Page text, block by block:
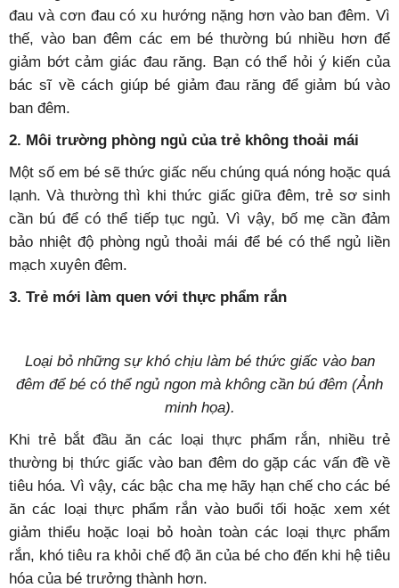
đau và cơn đau có xu hướng nặng hơn vào ban đêm. Vì
thế, vào ban đêm các em bé thường bú nhiều hơn để
giảm bớt cảm giác đau răng. Bạn có thể hỏi ý kiến của
bác sĩ về cách giúp bé giảm đau răng để giảm bú vào
ban đêm.
2. Môi trường phòng ngủ của trẻ không thoải mái
Một số em bé sẽ thức giấc nếu chúng quá nóng hoặc quá
lạnh. Và thường thì khi thức giấc giữa đêm, trẻ sơ sinh
cần bú để có thể tiếp tục ngủ. Vì vậy, bố mẹ cần đảm
bảo nhiệt độ phòng ngủ thoải mái để bé có thể ngủ liền
mạch xuyên đêm.
3. Trẻ mới làm quen với thực phẩm rắn
Loại bỏ những sự khó chịu làm bé thức giấc vào ban
đêm để bé có thể ngủ ngon mà không cần bú đêm (Ảnh
minh họa).
Khi trẻ bắt đầu ăn các loại thực phẩm rắn, nhiều trẻ
thường bị thức giấc vào ban đêm do gặp các vấn đề về
tiêu hóa. Vì vậy, các bậc cha mẹ hãy hạn chế cho các bé
ăn các loại thực phẩm rắn vào buổi tối hoặc xem xét
giảm thiểu hoặc loại bỏ hoàn toàn các loại thực phẩm
rắn, khó tiêu ra khỏi chế độ ăn của bé cho đến khi hệ tiêu
hóa của bé trưởng thành hơn.